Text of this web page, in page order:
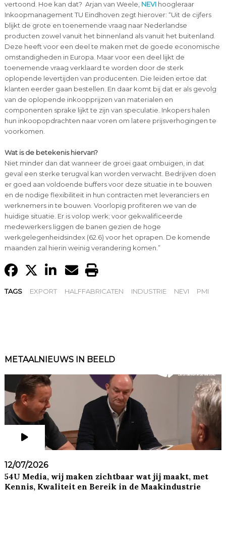
vertoond. Hoe kan dat? Arjan van Weele, NEVIhoogleraar
Inkoopmanagement TU Eindhoven zegt hierover: “Uit de cijfers
blijkt de grote en toenemende vraag naar Nederlandse
producten zowel vanuit het binnenland als vanuit het buitenland.
Deze heeft voor een deel te maken met de goede economische
omstandigheden in Europa. Maar voor een deel lijkt de
toenemende vraag verklaard te worden door de sterk
oplopende levertijden van producenten. Die leiden ertoe dat
klanten eerder gaan bestellen. En daar komt bij dat er als gevolg
van de oplopende inkoopprijzen van materialen en
componenten sprake lijkt te zijn van speculatie. Inkopers halen
hun inkoopopdrachten naar voren om latere prijsverhogingen te
voorkomen.
Wat is de betekenis hiervan?
Niet minder dan dat wanneer de groei gaat ombuigen, in dat
geval een sterke terugval kan worden verwacht. Bedrijven doen
er goed aan voldoende buffers voor deze situatie in te bouwen
en de nodige flexibiliteit in hun contracten met leveranciers en
werknemers in te bouwen. Voorlopig profiteren we van de
huidige situatie. Er is volop werk; voor gekwalificeerde
medewerkers liggen de banen gezien de hoge
werkgelegenheidsindex (62.6) voor het oprapen. De komende
maanden zal hierin weinig verandering komen.”
TAGS EXPORT HALFFABRICATEN INDUSTRIE NEVI PMI
METAALNIEUWS IN BEELD
12/07/2026
54U Media, wij maken zichtbaar wat jij maakt, met
Kennis, Kwaliteit en Bereik in de Maakindustrie